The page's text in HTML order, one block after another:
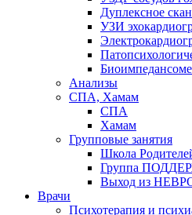
Дуплексное
УЗИ
Анализы
СПА, Хамам
СПА
Хамам
Групповые занятия
Школа
Группа
Выход из
Врачи
Психотерапия и